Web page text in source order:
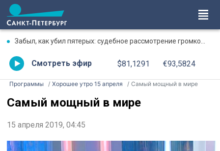
Забыл, как убил пятерых: судебное рассмотрение громкого дела о массовом убийстве в Липной Горке приостановлено
Смотреть эфир $81,1291 €93,5824
Программы Хорошее утро 15 апреля Самый мощный в мире
Самый мощный в мире
15 апреля 2019, 04:45